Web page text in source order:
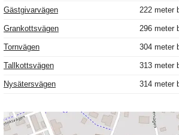
Gästgivarvägen 222 meter
Grankottsvägen 296 meter
Tornvägen 304 meter
Tallkottsvägen 313 meter
Nysätersvägen 314 meter